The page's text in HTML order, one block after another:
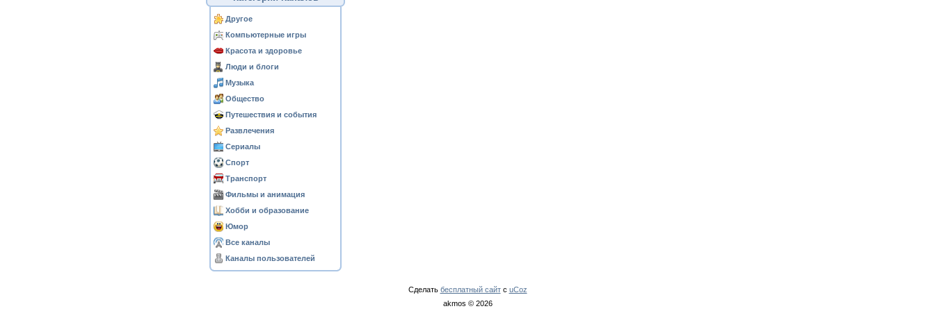
Другое
Компьютерные игры
Красота и здоровье
Люди и блоги
Музыка
Общество
Путешествия и события
Развлечения
Сериалы
Спорт
Транспорт
Фильмы и анимация
Хобби и образование
Юмор
Все каналы
Каналы пользователей
Сделать бесплатный сайтс uCoz
akmos © 2026